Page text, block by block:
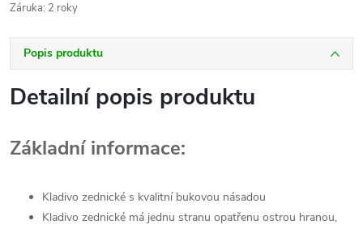
Záruka: 2 roky
Popis produktu
Detailní popis produktu
Základní informace:
Kladivo zednické s kvalitní bukovou násadou
Kladivo zednické má jednu stranu opatřenu ostrou hranou,